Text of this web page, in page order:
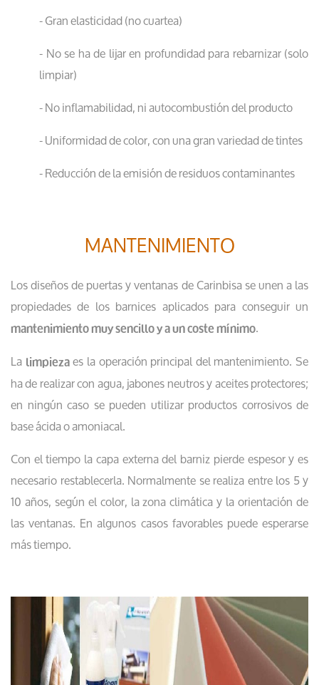
- Gran elasticidad (no cuartea)
- No se ha de lijar en profundidad para rebarnizar (solo
limpiar)
- No inflamabilidad, ni autocombustión del producto
- Uniformidad de color, con una gran variedad de tintes
- Reducción de la emisión de residuos contaminantes​
MANTENIMIENTO
Los diseños de puertas y ventanas de Carinbisa se unen a las
propiedades de los barnices aplicados para conseguir un
mantenimiento muy sencillo y a un coste mínimo.
La limpiezaes la operación principal del mantenimiento. Se
ha de realizar con agua, jabones neutros y aceites protectores;
en ningún caso se pueden utilizar productos corrosivos de
base ácida o amoniacal.
Con el tiempo la capa externa del barniz pierde espesor y es
necesario restablecerla. Normalmente se realiza entre los 5 y
10 años, según el color, la zona climática y la orientación de
las ventanas. En algunos casos favorables puede esperarse
más tiempo.